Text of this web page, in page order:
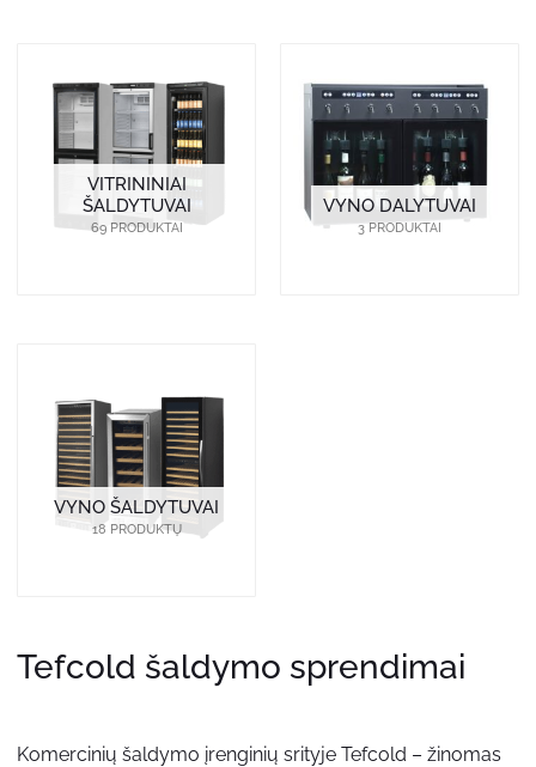
VITRININIAI
ŠALDYTUVAI
69 PRODUKTAI
VYNO DALYTUVAI
3 PRODUKTAI
VYNO ŠALDYTUVAI
18 PRODUKTŲ
Tefcold šaldymo sprendimai
Komercinių šaldymo įrenginių srityje Tefcold – žinomas